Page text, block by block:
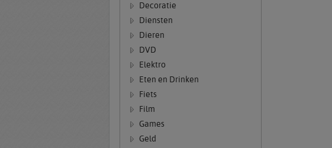
Decoratie
Diensten
Dieren
DVD
Elektro
Eten en Drinken
Fiets
Film
Games
Geld